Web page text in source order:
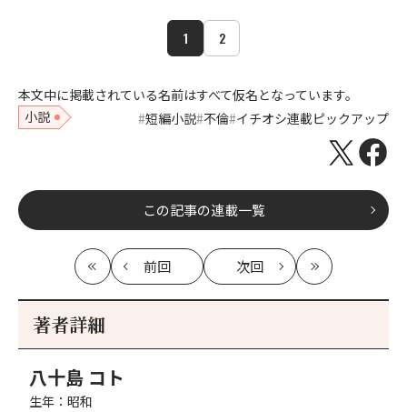
1 2
本文中に掲載されている名前はすべて仮名となっています。
小説
短編小説 不倫 イチオシ連載ピックアップ
この記事の連載一覧
最
初
前回
記
次回
記
最
新
著者詳細
八十島 コト
生年：昭和